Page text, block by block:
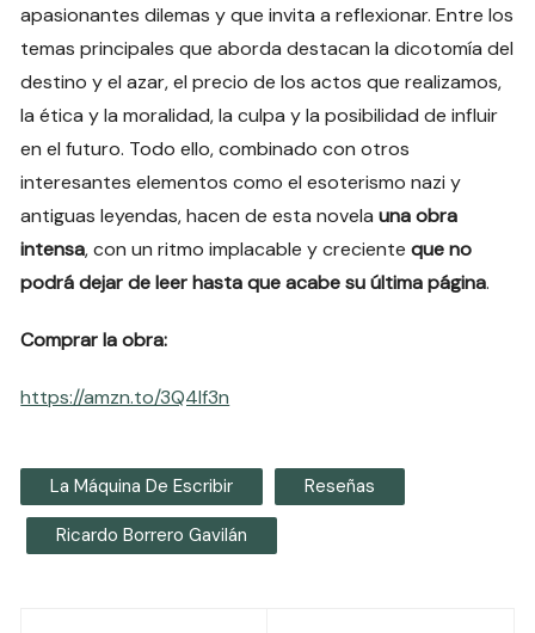
apasionantes dilemas y que invita a reflexionar. Entre los
temas principales que aborda destacan la dicotomía del
destino y el azar, el precio de los actos que realizamos,
la ética y la moralidad, la culpa y la posibilidad de influir
en el futuro. Todo ello, combinado con otros
interesantes elementos como el esoterismo nazi y
antiguas leyendas, hacen de esta novelauna obra
intensa, con un ritmo implacable y crecienteque no
podrá dejar de leer hasta que acabe su última página.
Comprar la obra:
https://amzn.to/3Q4lf3n
La Máquina De Escribir Reseñas
Ricardo Borrero Gavilán